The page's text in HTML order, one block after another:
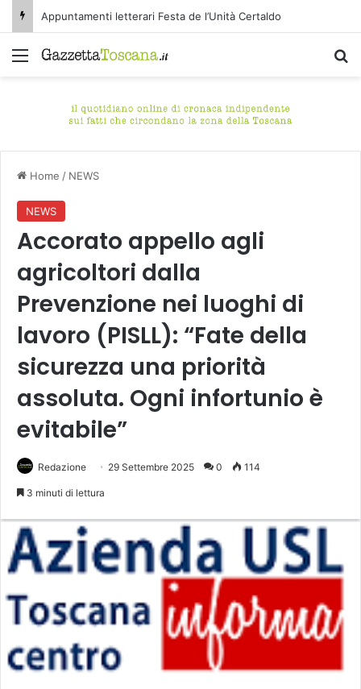
Appuntamenti letterari Festa de l’Unità Certaldo
Menu
Home / NEWS
NEWS
Accorato appello agli
agricoltori dalla
Prevenzione nei luoghi di
lavoro (PISLL): “Fate della
sicurezza una priorità
assoluta. Ogni infortunio è
evitabile”
Redazione 29 Settembre 2025 0 114
3 minuti di lettura